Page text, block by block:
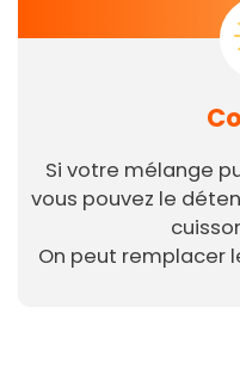
Si votre mélange
vous pouvez le
On peut remplacer